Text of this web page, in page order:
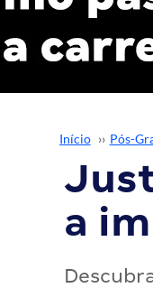
Início ›› Pós-
a